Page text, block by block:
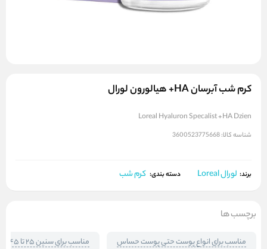
کرم شب آبرسان HA+ هیالورون لورال
Loreal Hyaluron Specalist +HA Dzien
شناسه کالا:3600523775668
برند: لورال Loreal دسته بندی: کرم شب
برچسب ها
مناسب برای انواع پوست حتی پوست حساس مناسب برای سنین ۲۵ تا ۴۵